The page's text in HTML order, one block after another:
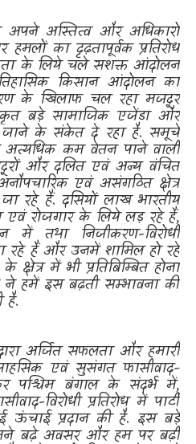
अस्तित्व और अधिकारों
का दृढ़तापूर्वक प्रतिरोध
के लिये चले सशक्त आंदोलन
किसान आंदोलन का
के खिलाफ चल रहा मजदूर
बड़े सामाजिक एजेंडा और
जाने के संकेत दे रहा है. समूचे
कम वेतन पाने वाली
और दलित एवं अन्य वंचित
एवं असंगठित क्षेत्र
रहे हैं. दसियों लाख भारतीय
एवं रोजगार के लिये लड़ रहे हैं,
तथा निजीकरण-विरोधी
रहे हैं और उनमें शामिल हो रहे
में भी प्रतिबिम्बित होना
हमें इस बढ़ती सम्भावना की
है.
अर्जित सफलता और हमारी
एवं सुसंगत फासीवाद-
पश्चिम बंगाल के संदर्भ में,
विरोधी प्रतिरोध में पार्टी
ऊंचाई प्रदान की है. इस बड़े
बढ़े अवसर और हम पर बढ़ी